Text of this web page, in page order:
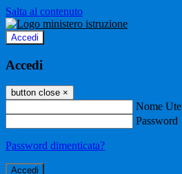
Salta al contenuto
Accedi
Accedi
button close ×
Nome
Password
Password dimenticata?